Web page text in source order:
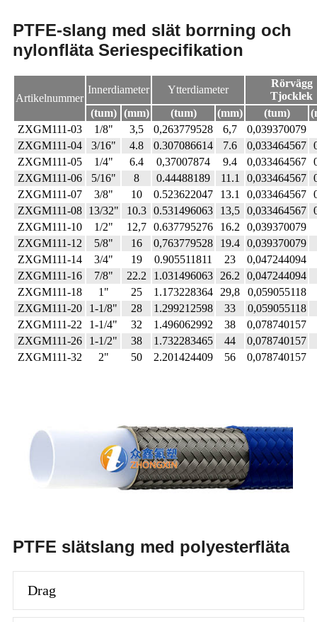
PTFE-slang med slät borrning och
nylonfläta Seriespecifikation
Artikelnummer
Innerdiameter Ytterdiameter
Rörvägg
Tjocklek
(tum)
(mm) (tum) (mm) (tum)
ZXGM111-03
1/8" 3,5 0,263779528 6,7
0,039370079
ZXGM111-04
3/16" 4.8 0.307086614 7.6 0,033464567
ZXGM111-05
1/4" 6.4 0,37007874 9.4 0,033464567
ZXGM111-06
5/16" 8 0.44488189 11.1 0,033464567
ZXGM111-07
3/8" 10 0.523622047 13.1 0,033464567
ZXGM111-08
13/32" 10.3 0.531496063 13,5 0,033464567
ZXGM111-10
1/2" 12,7 0.637795276 16.2
0,039370079
ZXGM111-12
5/8" 16 0,763779528 19.4 0,039370079
ZXGM111-14
3/4" 19 0.905511811 23 0,047244094
ZXGM111-16
7/8" 22.2 1.031496063 26.2 0,047244094
ZXGM111-18
1" 25 1.173228364 29,8 0,059055118
ZXGM111-20
1-1/8" 28 1.299212598 33 0,059055118
ZXGM111-22
1-1/4" 32 1.496062992 38
0,078740157
ZXGM111-26
1-1/2" 38 1.732283465 44
0,078740157
ZXGM111-32
2" 50 2.201424409 56 0,078740157
PTFE slätslang med polyesterfläta
Drag